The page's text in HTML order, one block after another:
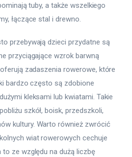
tuby, a także wszelkiego
łączące stal i drewno.
przebywają dzieci przydatne są
przyciągające wzrok barwną
zadaszenia rowerowe, które
bardzo często są zdobione
kleksami lub kwiatami. Takie
szkół, boisk, przedszkoli,
kultury. Warto również zwrócić
wiat rowerowych cechuje
ze względu na dużą liczbę